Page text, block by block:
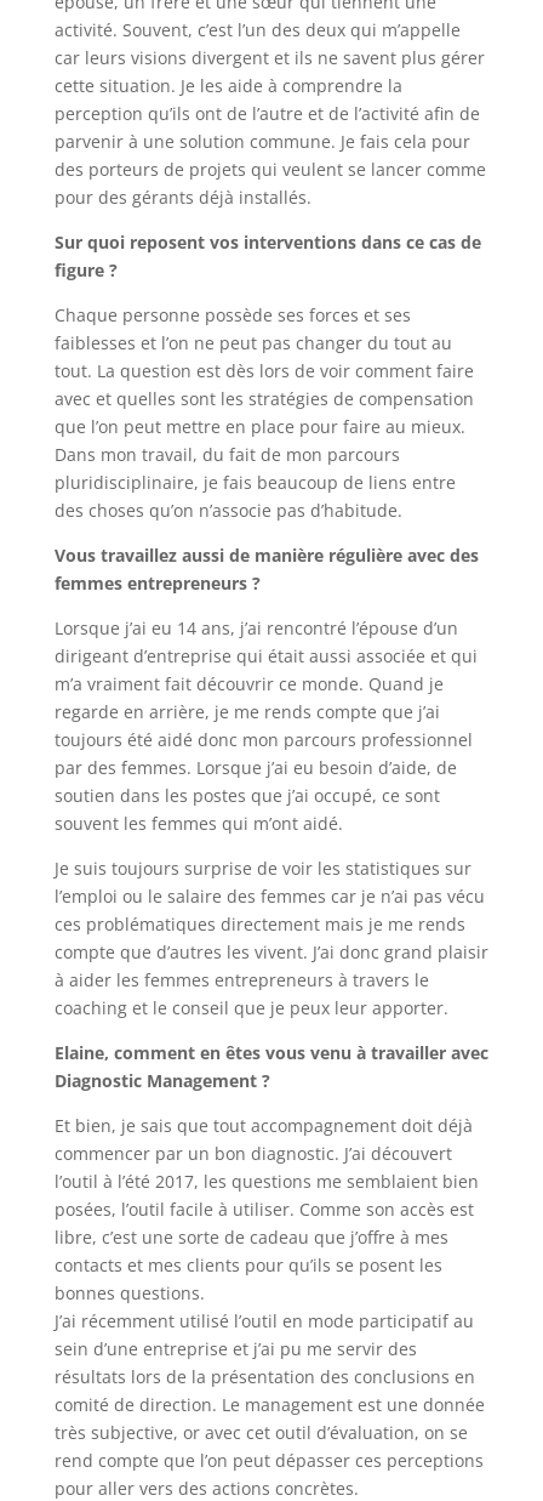
activité. Souvent, c’est l’un des deux qui m’appelle
car leurs visions divergent et ils ne savent plus gérer
cette situation. Je les aide à comprendre la
perception qu’ils ont de l’autre et de l’activité afin de
parvenir à une solution commune. Je fais cela pour
des porteurs de projets qui veulent se lancer comme
pour des gérants déjà installés.
Sur quoi reposent vos interventions dans ce cas de
figure ?
Chaque personne possède ses forces et ses
faiblesses et l’on ne peut pas changer du tout au
tout. La question est dès lors de voir comment faire
avec et quelles sont les stratégies de compensation
que l’on peut mettre en place pour faire au mieux.
Dans mon travail, du fait de mon parcours
pluridisciplinaire, je fais beaucoup de liens entre
des choses qu’on n’associe pas d’habitude.
Vous travaillez aussi de manière régulière avec des
femmes entrepreneurs ?
Lorsque j’ai eu 14 ans, j’ai rencontré l’épouse d’un
dirigeant d’entreprise qui était aussi associée et qui
m’a vraiment fait découvrir ce monde. Quand je
regarde en arrière, je me rends compte que j’ai
toujours été aidé donc mon parcours professionnel
par des femmes. Lorsque j’ai eu besoin d’aide, de
soutien dans les postes que j’ai occupé, ce sont
souvent les femmes qui m’ont aidé.
Je suis toujours surprise de voir les statistiques sur
l’emploi ou le salaire des femmes car je n’ai pas vécu
ces problématiques directement mais je me rends
compte que d’autres les vivent. J’ai donc grand plaisir
à aider les femmes entrepreneurs à travers le
coaching et le conseil que je peux leur apporter.
Elaine, comment en êtes vous venu à travailler avec
Diagnostic Management ?
Et bien, je sais que tout accompagnement doit déjà
commencer par un bon diagnostic. J’ai découvert
l’outil à l’été 2017, les questions me semblaient bien
posées, l’outil facile à utiliser. Comme son accès est
libre, c’est une sorte de cadeau que j’offre à mes
contacts et mes clients pour qu’ils se posent les
bonnes questions.
J’ai récemment utilisé l’outil en mode participatif au
sein d’une entreprise et j’ai pu me servir des
résultats lors de la présentation des conclusions en
comité de direction. Le management est une donnée
très subjective, or avec cet outil d’évaluation, on se
rend compte que l’on peut dépasser ces perceptions
pour aller vers des actions concrètes.